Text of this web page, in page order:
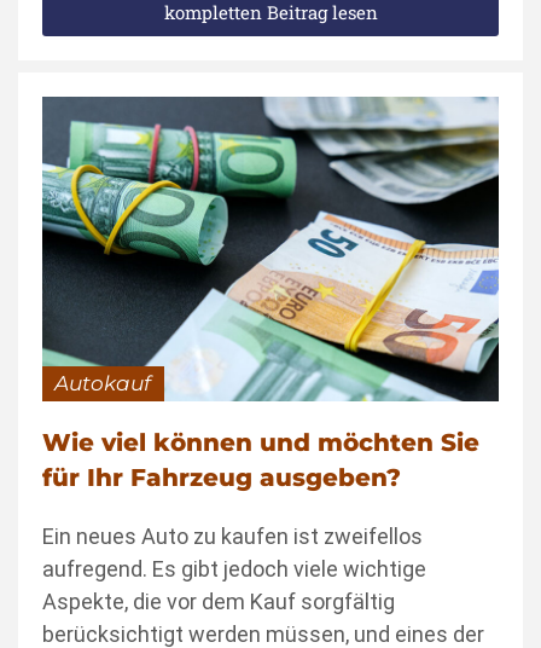
kompletten Beitrag lesen
Autokauf
Wie viel können und möchten Sie
für Ihr Fahrzeug ausgeben?
Ein neues Auto zu kaufen ist zweifellos
aufregend. Es gibt jedoch viele wichtige
Aspekte, die vor dem Kauf sorgfältig
berücksichtigt werden müssen, und eines der